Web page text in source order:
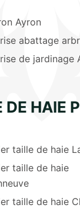
Ayron
abattage
de jardinage
HAIE
taille de haie
taille de haie
taille de haie